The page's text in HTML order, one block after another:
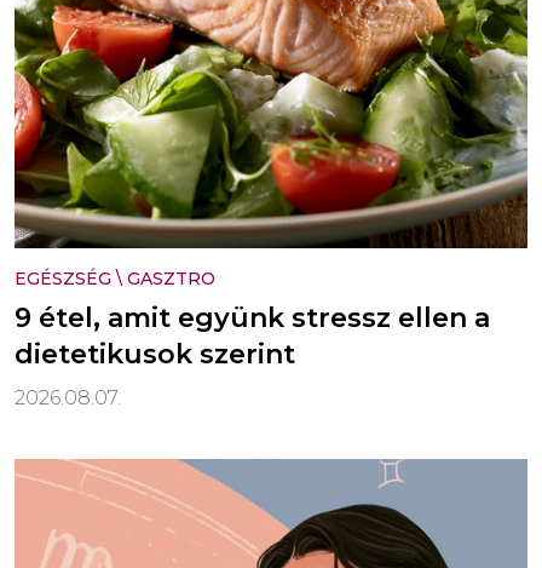
EGÉSZSÉG \ GASZTRO
9 étel, amit együnk stressz ellen a
dietetikusok szerint
2026.08.07.